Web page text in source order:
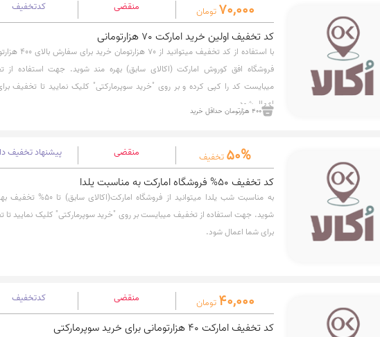
کد تخفیف اولین خرید امارکت 70 هزارتومانی
با استفاده از کد تخفیف میتوانید از 70
فروشگاه افق کوروش امارکت (اکالای سابق) بهره مند شوید. جهت استفاده از
میبایست کد را کپی کرده و بر روی "خرید سوپرمارکتی" کلیک نمایید تا تخفیف
اعمال شود.
400 هزارتومان حداقل خرید
70,000 تومان منقضی کدتخفیف
کد تخفیف 50% فروشگاه امارکت به مناسبت یلدا
به مناسبت شب یلدا میتوانید از فروشگاه امارکت(اکالای
شوید. جهت استفاده از تخفیف میبایست بر روی "خرید سوپرمارکتی" کلیک نمایید تا
برای شما اعمال شود.
50% تخفیف منقضی پیشنهاد تخفیف
كد تخفيف اماركت 40 هزارتومانی برای خرید سوپرمارکتی
40,000 تومان منقضی کدتخفیف